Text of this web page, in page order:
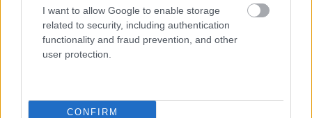
I want to allow Google to enable storage
related to security, including authentication
functionality and fraud prevention, and other
user protection.
CONFIRM
5 2
Servizi / Posizione
A 200 metri da centro e dal supermercato, campeggio